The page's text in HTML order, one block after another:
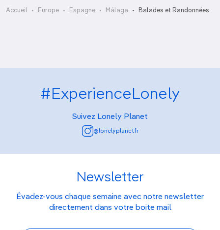
Accueil Europe Espagne Málaga Balades et Randonnées
Promenade côtière
#ExperienceLonely
Suivez Lonely Planet
@lonelyplanetfr
Newsletter
Évadez-vous chaque semaine avec notre newsletter
directement dans votre boite mail